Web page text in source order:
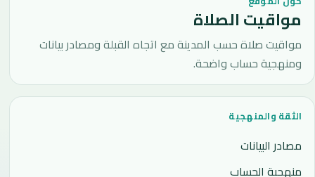
مواقيت الصلاة
مواقيت صلاة حسب المدينة مع اتجاه القبلة ومصادر بيانات
ومنهجية حساب واضحة.
الثقة والمنهجية
مصادر البيانات
منهجية الحساب